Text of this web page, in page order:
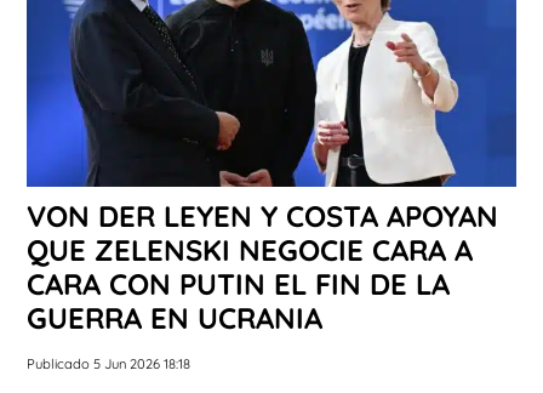
VON DER LEYEN Y COSTA APOYAN
QUE ZELENSKI NEGOCIE CARA A
CARA CON PUTIN EL FIN DE LA
GUERRA EN UCRANIA
Publicado 5 Jun 2026 18:18